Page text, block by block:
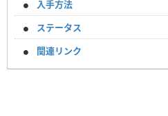
入手方法
ステータス
関連リンク